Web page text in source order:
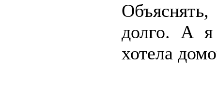
долго. А я
хотела